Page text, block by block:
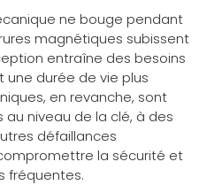
ne bouge pendant
magnétiques subissent
entraîne des besoins
durée de vie plus
en revanche, sont
niveau de la clé, à des
défaillances
la sécurité et
fréquentes.